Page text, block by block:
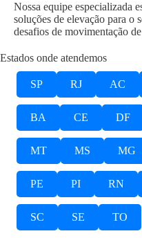
Nossa equipe especializada
soluções de elevação para o
desafios de movimentação
Estados onde atendemos
SP RJ AC
BA CE DF
MT MS MG
PE PI RN
SC SE TO